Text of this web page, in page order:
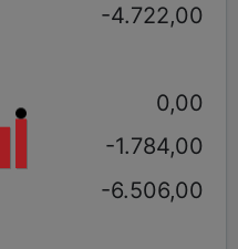
-4.722,00
0,00
-1.784,00
-6.506,00